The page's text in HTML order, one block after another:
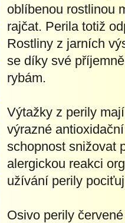
oblíbenou rostlinou
rajčat. Perila totiž
Rostliny z jarních
se díky své
rybám.
Výtažky z perily
výrazné
schopnost snižovat
alergickou reakci
užívání perily
Osivo perily